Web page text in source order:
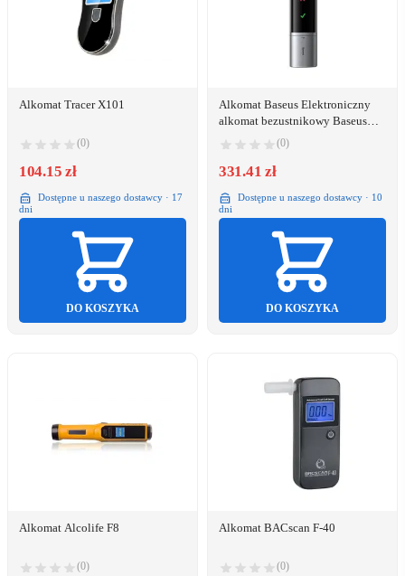
Alkomat Tracer X101
(0)
104.15 zł
Dostępne u naszego dostawcy · 17
dni
DO KOSZYKA
Alkomat Baseus Elektroniczny
alkomat bezustnikowy Baseus
SafeJourney Pro (szary)
(0)
331.41 zł
Dostępne u naszego dostawcy · 10
dni
DO KOSZYKA
Alkomat Alcolife F8
(0)
Alkomat BACscan F-40
(0)